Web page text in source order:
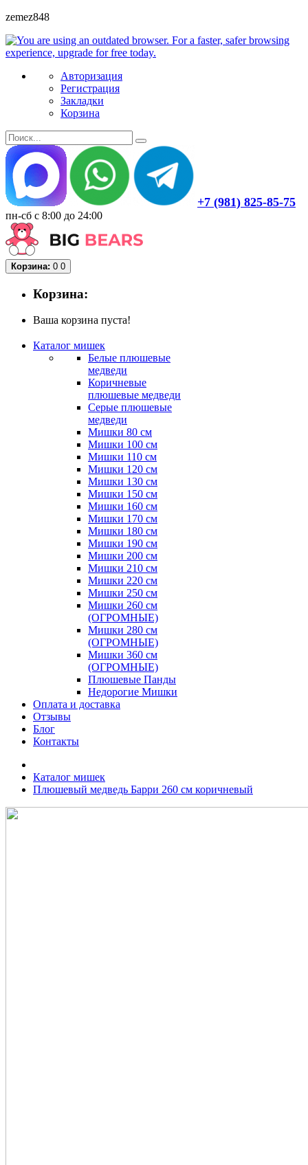
zemez848
Авторизация
Регистрация
Закладки
Корзина
+7 (981) 825-85-75
пн-сб с 8:00 до 24:00
Корзина: 0 0
Корзина:
Ваша корзина пуста!
Каталог мишек
Белые плюшевые
медведи
Коричневые
плюшевые медведи
Серые плюшевые
медведи
Мишки 80 см
Мишки 100 см
Мишки 110 см
Мишки 120 см
Мишки 130 см
Мишки 150 см
Мишки 160 см
Мишки 170 см
Мишки 180 см
Мишки 190 см
Мишки 200 см
Мишки 210 см
Мишки 220 см
Мишки 250 см
Мишки 260 см
(ОГРОМНЫЕ)
Мишки 280 см
(ОГРОМНЫЕ)
Мишки 360 см
(ОГРОМНЫЕ)
Плюшевые Панды
Недорогие Мишки
Оплата и доставка
Отзывы
Блог
Контакты
Каталог мишек
Плюшевый медведь Барри 260 см коричневый